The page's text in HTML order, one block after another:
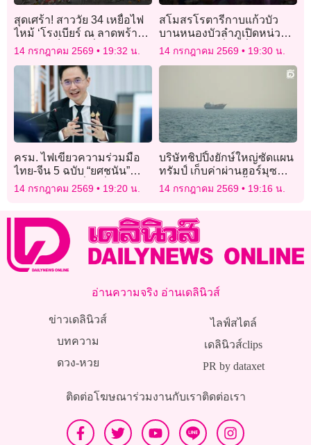
สุดเศร้า! สาววัย 34 เหยื่อไฟ
ไหม้ ‘โรงเบียร์ ณ ลาดพร้าว’
เสียชีวิตเป็นรายที่ 31
14 กรกฎาคม 2569 19:32 น.
สโมสรโรตารีกาบแก้วบัว
บานหนองบัวลำภูเปิดหน่วย
ทันตกรรมเคลื่อนที่ตรวจ
รักษาฟันให้นักเรียนฟรี
14 กรกฎาคม 2569 19:30 น.
ครม. ไฟเขียวความร่วมมือ
ไทย-จีน 5 ฉบับ “ยศชนัน”
เตรียมลงนามที่ปักกิ่ง ดันไทย
สู่เทคโนโลยีแห่งอนาคต
14 กรกฎาคม 2569 19:20 น.
บริษัทชิปปิ้งยักษ์ใหญ่ซัดแผน
ทรัมป์ เก็บค่าผ่านฮอร์มุซ
20% ผิดหลักน่านน้ำสากล
14 กรกฎาคม 2569 19:16 น.
อ่านความจริง อ่านเดลินิวส์
ข่าวเดลินิวส์
บทความ
ดวง-หวย
ไลฟ์สไตล์
เดลินิวส์clips
PR by dataxet
ติดต่อโฆษณาร่วมงานกับเราติดต่อเรา